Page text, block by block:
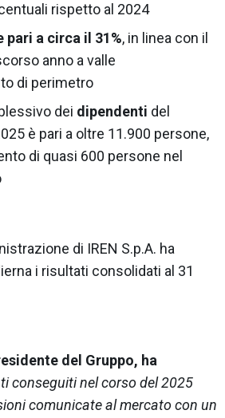
rispetto al 2024
a circa il 31%, in linea con il
anno a valle
di perimetro
dei dipendenti del
è pari a oltre 11.900 persone,
di quasi 600 persone nel
di IREN S.p.A. ha
i risultati consolidati al 31
del Gruppo, ha
conseguiti nel corso del 2025
comunicate al mercato con un